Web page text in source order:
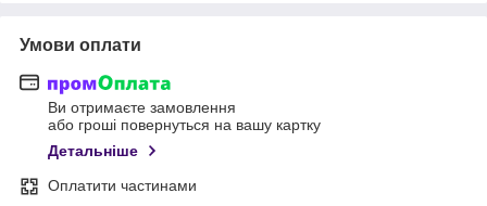
Умови оплати
Ви отримаєте замовлення
або гроші повернуться на вашу картку
Детальніше
Оплатити частинами